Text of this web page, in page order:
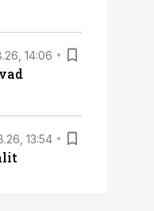
14:06
13:54